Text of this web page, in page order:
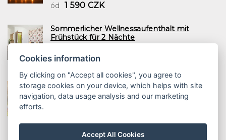
ód 1 590 CZK
Sommerlicher Wellnessaufenthalt mit
Frühstück für 2 Nächte
ód 1 197 CZK
Familienurlaub mit Halbpension und Wellness
2 Nächte
Cookies information
By clicking on "Accept all cookies", you agree to
storage cookies on your device, which helps with site
navigation, data usage analysis and our marketing
efforts.
Accept All Cookies